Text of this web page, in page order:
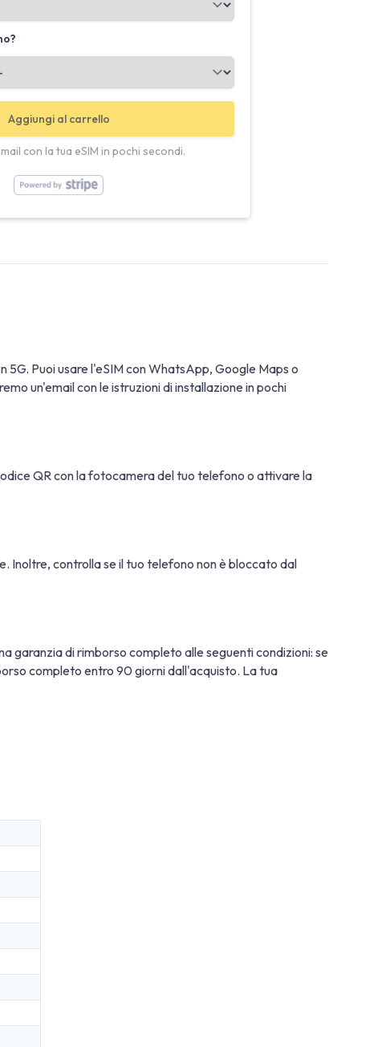
Aggiungi al carrello
con la tua eSIM in pochi secondi.
Puoi usare l'eSIM con WhatsApp, Google Maps o
un'email con le istruzioni di installazione in pochi
QR con la fotocamera del tuo telefono o attivare la
Inoltre, controlla se il tuo telefono non è bloccato dal
garanzia di rimborso completo alle seguenti condizioni: se
completo entro 90 giorni dall'acquisto. La tua